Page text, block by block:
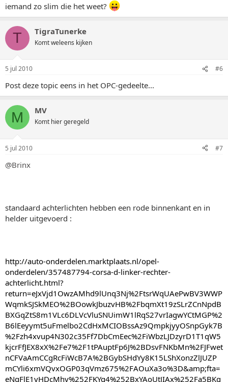
iemand zo slim die het weet?
T TigraTunerke
Komt weleens kijken
5 jul 2010 #6
Post deze topic eens in het OPC-gedeelte...
M MV
Komt hier geregeld
5 jul 2010 #7
@Brinx
standaard achterlichten hebben een rode binnenkant en in
helder uitgevoerd :
http://auto-onderdelen.marktplaats.nl/opel-
onderdelen/357487794-corsa-d-linker-rechter-
achterlicht.html?
return=eJxVjd1OwzAMhd9lUnq3Nj%2FtsrWqUAePwBV3WWP
WqmkSJSkMEO%2BOowkJbuzvHB%2FbqmXt19zSLrZCnNpdB
BXGqZtS8m1VLc6DLVcVluSNUimW1lRqS27vrIagwYCtMGP%2
B6lEeyymt5uFmelbo2CdHxMCIOBssAz9QmpkjyyOSnpGyk7B
%2Fzh4xvup4N302c35Ff7DbCmEec%2FiWbzLJDzyrD1T1qW5
kjcrFfJEX8xX%2Fe7%2F1tPAuptFp6J%2BDsvFNKbMn%2FJFwet
nCFVaAmCCgRcFiWcB7A%2BGybSHdYy8K15LShXonzZlJUZP
mCYli6xmVQvxOGP03qVmz675%2FAOuXa3o%3D&amp;fta=
eNqFlE1vHDcMhv%252FKYg4%252BxYAoUtJIAx%252Fa5BKg